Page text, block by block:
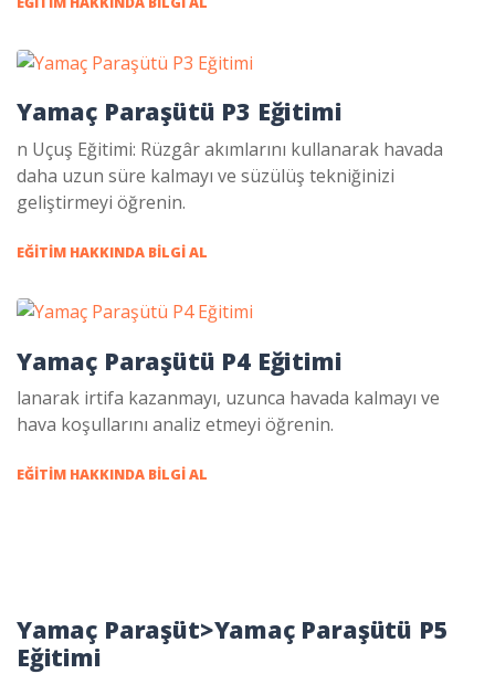
Yamaç Paraşütü P3 Eğitimi
n Uçuş Eğitimi: Rüzgâr akımlarını kullanarak havada
daha uzun süre kalmayı ve süzülüş tekniğinizi
geliştirmeyi öğrenin.
EĞITIM HAKKINDA BILGI AL
Yamaç Paraşütü P4 Eğitimi
lanarak irtifa kazanmayı, uzunca havada kalmayı ve
hava koşullarını analiz etmeyi öğrenin.
EĞITIM HAKKINDA BILGI AL
Yamaç Paraşüt>Yamaç Paraşütü P5
Eğitimi